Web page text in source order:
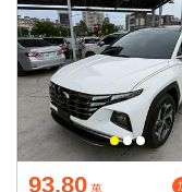
93.80 萬